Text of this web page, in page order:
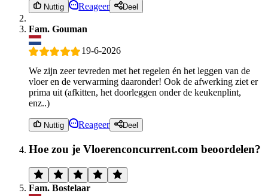
Nuttig Reageer Deel
Fam. Gouman
19-6-2026
We zijn zeer tevreden met het regelen én het leggen van de
vloer en de verwarming daaronder! Ook de afwerking ziet er
prima uit (afkitten, het doorleggen onder de keukenplint,
enz..)
Nuttig Reageer Deel
Hoe zou je Vloerenconcurrent.com beoordelen?
Fam. Bostelaar